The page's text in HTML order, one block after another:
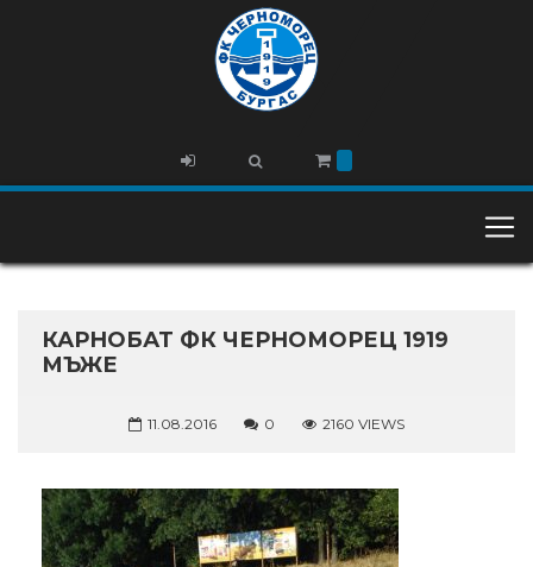
КАРНОБАТ ФК ЧЕРНОМОРЕЦ 1919
МЪЖЕ
11.08.2016 0 2160 VIEWS